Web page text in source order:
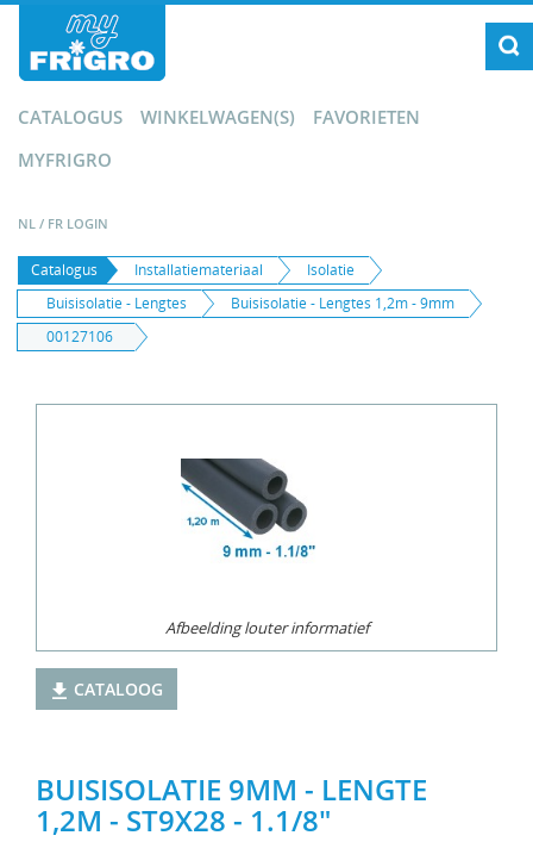
CATALOGUS WINKELWAGEN(S)
FAVORIETEN
MYFRIGRO
NL / FR LOGIN
Catalogus Installatiemateriaal
Isolatie
Buisisolatie - Lengtes
Buisisolatie - Lengtes 1,2m - 9mm
00127106
Afbeelding louter informatief
CATALOOG
BUISISOLATIE 9MM - LENGTE
1,2M - ST9X28 - 1.1/8"